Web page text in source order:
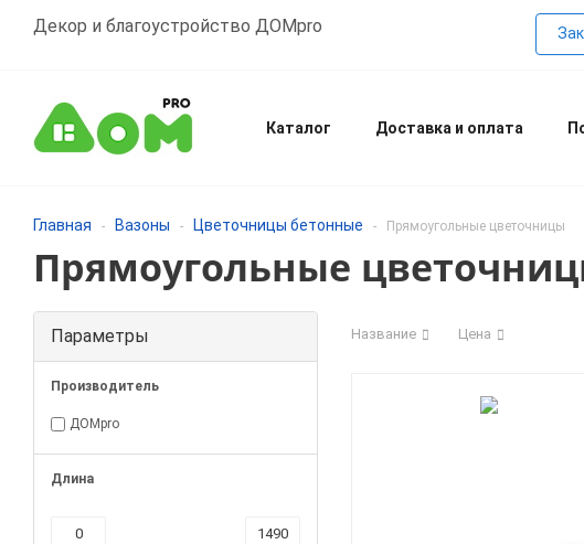
Декор и благоустройство ДОМpro
Каталог Доставка и оплата
Главная - Вазоны - Цветочницы бетонные - Прямоугольные цветочницы
Прямоугольные
Название Цена
Параметры
Производитель
ДОМpro
Длина